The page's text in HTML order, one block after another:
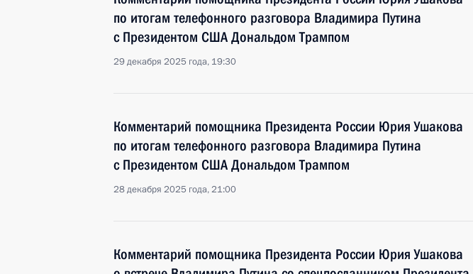
по итогам телефонного разговора Владимира Путина
с Президентом США Дональдом Трампом
29 декабря 2025 года, 19:30
Комментарий помощника Президента России Юрия Ушакова
по итогам телефонного разговора Владимира Путина
с Президентом США Дональдом Трампом
28 декабря 2025 года, 21:00
Комментарий помощника Президента России Юрия Ушакова